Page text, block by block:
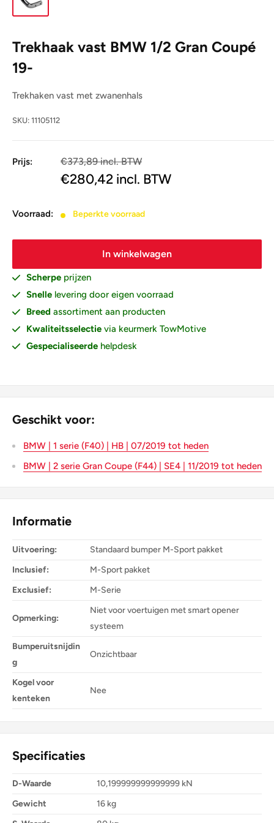
Trekhaak vast BMW 1/2 Gran Coupé
19-
Trekhaken vast met zwanenhals
SKU: 11105112
Prijs: €373,89 incl. BTW
€280,42 incl. BTW
Voorraad: Beperkte voorraad
In winkelwagen
Scherpe prijzen
Snelle levering door eigen voorraad
Breed assortiment aan producten
Kwaliteitsselectievia keurmerk TowMotive
Gespecialiseerde helpdesk
Geschikt voor:
BMW | 1 serie (F40) | HB | 07/2019 tot heden
BMW | 2 serie Gran Coupe (F44) | SE4 | 11/2019 tot heden
Informatie
Uitvoering:
Standaard bumper M-Sport pakket
Inclusief:
M-Sport pakket
Exclusief:
M-Serie
Opmerking:
Niet voor voertuigen met smart opener
systeem
Bumperuitsnijdin
g
Onzichtbaar
Kogel voor
kenteken
Nee
Specificaties
D-Waarde
10,199999999999999 kN
Gewicht
16 kg